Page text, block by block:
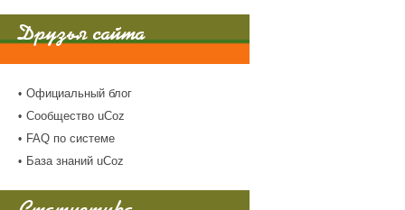
Друзья сайта
Официальный блог
Сообщество uCoz
FAQ по системе
База знаний uCoz